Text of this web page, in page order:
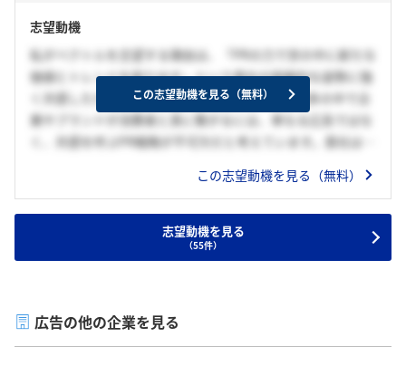
志望動機
私がベクトルを志望する理由は、「PRの力で世の中に新たな
価値とトレンドを創り出す」という貴社の挑戦的な姿勢に強
く共感したためです。現代社会において、情報過多の中で企
業やブランドが消費者と真に繋がるには、単なる広告ではな
く、共感を呼ぶPR戦略が不可欠だと考えています。貴社は、
るPRを数多く手掛けており、その専門性と実行力に魅力を感
し、クライアントとメディア、そして生活者の間に立ち、
人々の心を動かすような革新的なPRを通じて、社会に新たな
この志望動機を見る（無料）
この志望動機を見る（無料）
志望動機を見る
（55件）
広告の他の企業を見る